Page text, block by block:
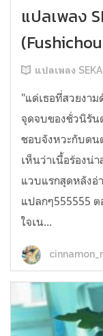
แปลเพลง
แปลเพลง
"แด่เธอที่สวยงา
จุดจบของชั่วนิรัน
ชอบจังหวะกับดน
เห็นว่าเนื้อร้องน่
แวบแรกสุดหลังอ่
แปลกๆ555555
ใจเน...